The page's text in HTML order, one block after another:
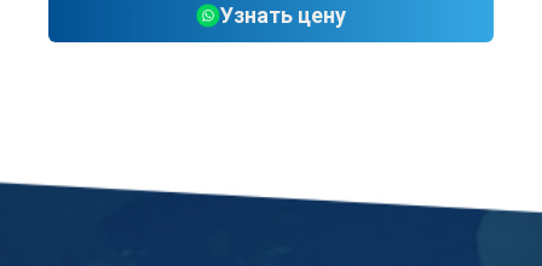
Узнать цену